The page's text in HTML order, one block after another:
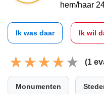
hem/haar
Ik was daar Ik wil
(1
Monumenten